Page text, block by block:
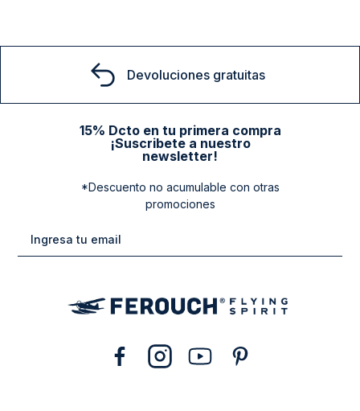
Devoluciones gratuitas
15% Dcto en tu primera compra
¡Suscribete a nuestro
newsletter!
*Descuento no acumulable con otras
promociones